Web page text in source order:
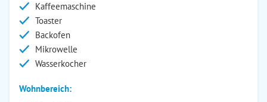
Kaffeemaschine
Toaster
Backofen
Mikrowelle
Wasserkocher
Wohnbereich: